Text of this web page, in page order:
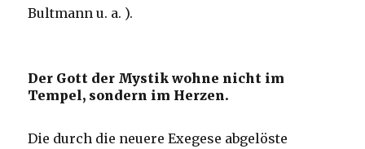
Bultmann u. a. ).
Der Gott der Mystik wohne nicht im
Tempel, sondern im Herzen.
Die durch die neuere Exegese abgelöste